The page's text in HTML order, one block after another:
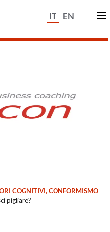
IT EN
COGNITIVI, CONFORMISMO
pigliare?